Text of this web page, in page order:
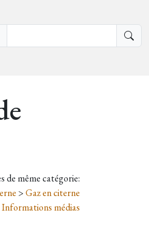
de même catégorie:
>Gaz en citerne
Informations médias